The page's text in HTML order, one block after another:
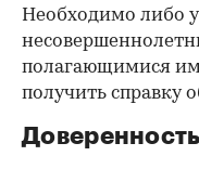
Необходимо либо
полагающимися им
получить справку